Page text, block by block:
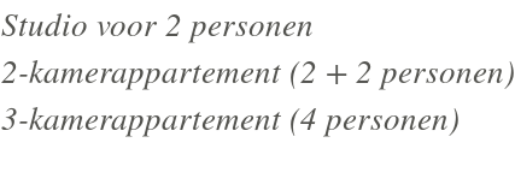
Studio voor 2 personen
2-kamerappartement (2 + 2 personen)
3-kamerappartement (4 personen)